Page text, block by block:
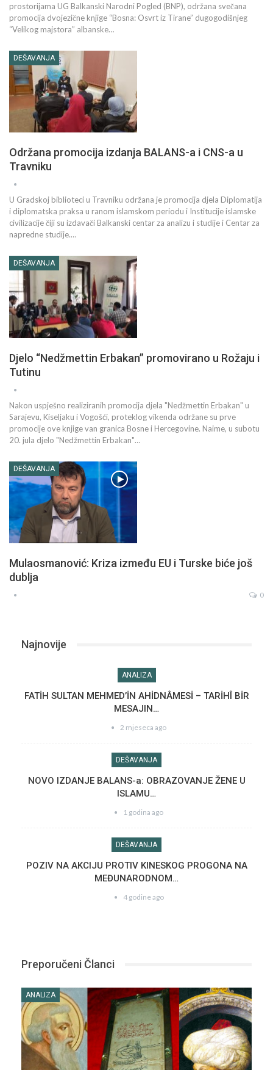
prostorijama UG Balkanski Narodni Pogled (BNP), održana svečana
promocija dvojezične knjige “Bosna: Osvrt iz Tirane” dugogodišnjeg
“Velikog majstora” albanske…
DEŠAVANJA
Održana promocija izdanja BALANS-a i CNS-a u
Travniku
U Gradskoj biblioteci u Travniku održana je promocija djela Diplomatija
i diplomatska praksa u ranom islamskom periodu i Institucije islamske
civilizacije čiji su izdavači Balkanski centar za analizu i studije i Centar za
napredne studije.…
DEŠAVANJA
Djelo “Nedžmettin Erbakan” promovirano u Rožaju i
Tutinu
Nakon uspješno realiziranih promocija djela "Nedžmettin Erbakan" u
Sarajevu, Kiseljaku i Vogošći, proteklog vikenda održane su prve
promocije ove knjige van granica Bosne i Hercegovine. Naime, u subotu
20. jula djelo "Nedžmettin Erbakan"…
DEŠAVANJA
Mulaosmanović: Kriza između EU i Turske biće još
dublja
0
Najnovije
ANALIZA
FATİH SULTAN MEHMED’İN AHİDNÂMESİ – TARİHÎ BİR
MESAJIN…
2 mjeseca ago
DEŠAVANJA
NOVO IZDANJE BALANS-a: OBRAZOVANJE ŽENE U
ISLAMU…
1 godina ago
DEŠAVANJA
POZIV NA AKCIJU PROTIV KINESKOG PROGONA NA
MEĐUNARODNOM…
4 godine ago
Preporučeni Članci
ANALIZA